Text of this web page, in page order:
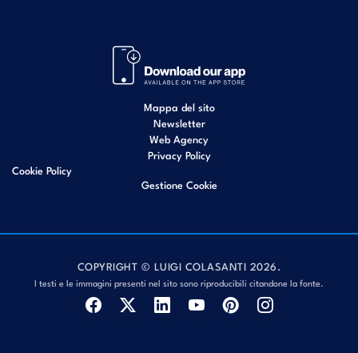
Mappa del sito
Newsletter
Web Agency
Privacy Policy
Cookie Policy
Gestione Cookie
COPYRIGHT © LUIGI COLASANTI 2026.
I testi e le immagini presenti nel sito sono riproducibili citandone la fonte.